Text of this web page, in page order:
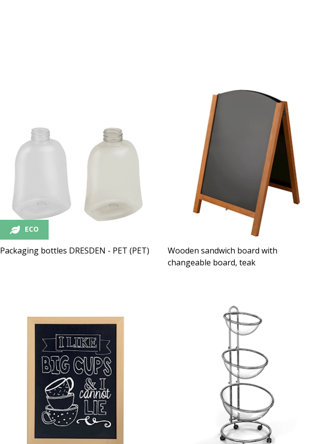
ECO
Packaging bottles DRESDEN - PET (PET)
Wooden sandwich board with
changeable board, teak